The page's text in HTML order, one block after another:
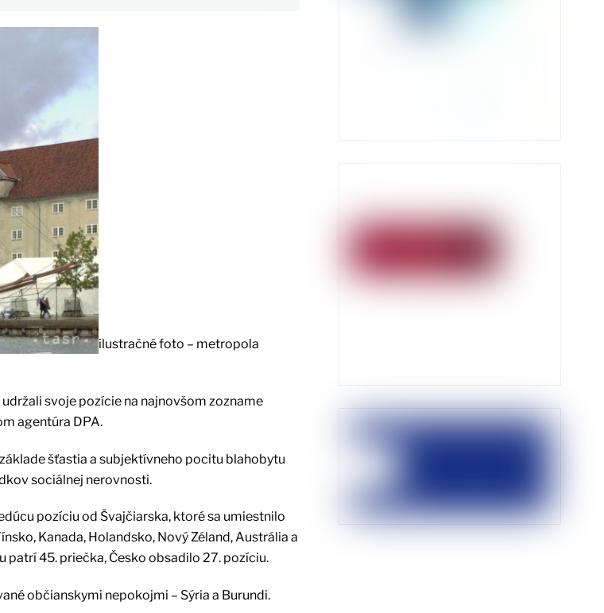
ilustračné foto – metropola
udržali svoje pozície na najnovšom zozname
agentúra DPA.
šťastia a subjektívneho pocitu blahobytu
sociálnej nerovnosti.
pozíciu od Švajčiarska, ktoré sa umiestnilo
Kanada, Holandsko, Nový Zéland, Austrália a
patrí 45. priečka, Česko obsadilo 27. pozíciu.
občianskymi nepokojmi – Sýria a Burundi.